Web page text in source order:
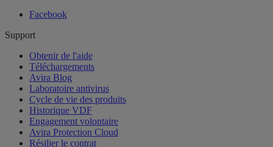
Facebook
Support
Obtenir de l'aide
Téléchargements
Avira Blog
Laboratoire antivirus
Cycle de vie des produits
Historique VDF
Engagement volontaire
Avira Protection Cloud
Résilier le contrat